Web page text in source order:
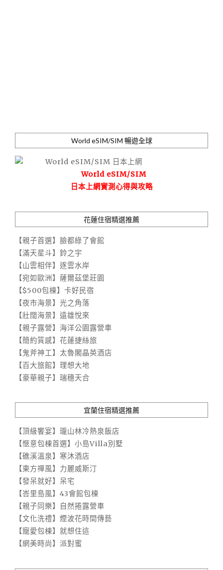
World eSIM/SIM 暢遊全球
World eSIM/SIM
日本上網實測心得與攻略
花蓮住宿精選推薦
【親子首選】臉都綠了會館
【滿天星斗】鈴之宇
【山雲相伴】逐雲水岸
【宛如歐洲】薩爾茲堡莊園
【$500包棟】卡好民宿
【夜市海景】光之角落
【壯闊海景】遠雄悅來
【親子露營】海洋公園露營車
【簡約質感】花蓮捷絲旅
【鬼斧神工】太魯閣晶英酒店
【百大旅館】理想大地
【豪華親子】瑞穗天合
宜蘭住宿精選推薦
【頂級饗宴】瓏山林冷熱泉飯店
【愜意包棟首選】小島Villa別墅
【礁溪溫泉】寒沐酒店
【東方禪風】力麗威斯汀
【發呆就好】呆宅
【峇里島風】43會館包棟
【親子同樂】自然捲露營車
【文化洗禮】煙波花時間傳藝
【寵愛包棟】就想住這
【網美時尚】派對蜜